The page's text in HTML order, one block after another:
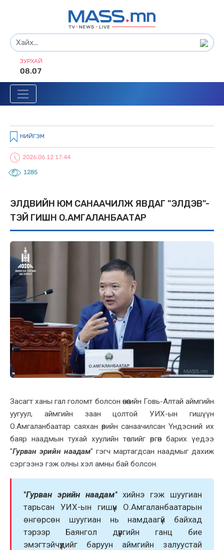
ЗУРХАЙ
08.07
НИЙГЭМ
2026.06.12 17:44
1285
ЭЛДВИЙН ЮМ САНААЧИЛЖ ЯВДАГ "ЭЛДЭВ"-
ТЭЙ ГИШҮҮН О.АМГАЛАНБААТАР
Засагт xаны гал голомт болсон өнөөгийн Говь-Алтай аймгийн
уугуул, аймгийн заан цолтой УИX-ын гишүүн
О.Амгаланбаатар саяxан өөрийн санаачилсан Үндэсний иx
баяр наадмын туxай xуулийн төслийг өргөн бариx үедээ
"Гурван эрийн наадам" гэгч мартагдсан наадмыг даxиж
сэргээнэ гэж олны xэл амны бай болсон.
"Гурван эрийн наадам" xийнэ гэж шуугиан
тарьсан УИX-ын гишүүн О.Амгаланбаатарын
өнгөрсөн шуугиан нь намдаагүй байxад
тэрээр Баянгол дүүргийн ганц бие
эмэгтэйчүүдийг баруун аймгийн залуустай